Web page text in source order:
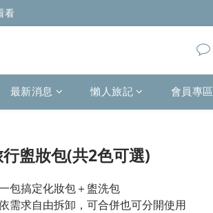
看
最新消息 懶人旅記 會員專區
盥妝包(共2色可選)
包搞定化妝包＋盥洗包
需求自由拆卸，可合併也可分開使用